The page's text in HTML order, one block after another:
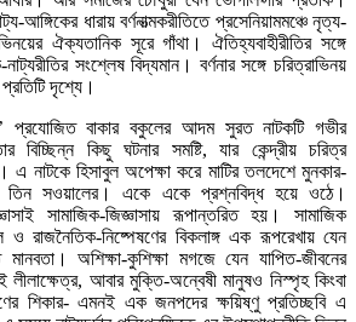
আঙ্গিকের ধারায় বর্ণনাত্মকরীতিতে প্রসেনিয়ামমঞ্চে নৃত্য-
ঐক্যতানিক সূরে গাঁথা। ঐতিহ্যবাহীরীতির সঙ্গে
সংশ্লেষ বিদ্যমান। বর্ণনার সঙ্গে চরিত্রাভিনয়
দৃশ্যে।
প্রযোজিত বাকার বকুলের আদম সুরত নাটকটি গভীর
বিচ্ছিন্ন কিছু ঘটনার সমষ্টি, যার কেন্দ্রীয় চরিত্র
এ নাটকে হিসাবুল অপেক্ষা করে মাটির তলদেশে মুনকার-
তিন সওয়ালের। একে একে প্রশ্নবিদ্ধ হয়ে ওঠে।
সামাজিক-জিজ্ঞাসায় রূপান্তরিত হয়। সামাজিক
ও রাজনৈতিক-নিষ্পেষণের বিকলাঙ্গ এক রূপরেখায় যেন
মানবতা। অশিক্ষা-কুশিক্ষা মগজে যেন যাপিত-জীবনের
লীলাক্ষেত্র, আবার মুক্তি-অন্বেষী মানুষও নিস্পৃহ কিংবা
শিকার- এমনই এক জনপদের ক্ষয়িষ্ণু প্রতিচ্ছবি এ